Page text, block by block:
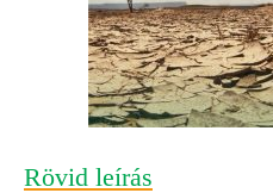
Rövid leírás